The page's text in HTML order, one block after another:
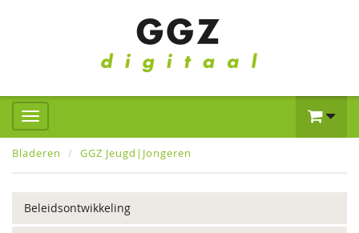
Bladeren GGZ Jeugd|Jongeren
Beleidsontwikkeling